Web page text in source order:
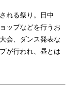
れる祭り。日中
ップなどを行うお
会、ダンス発表な
が行われ、昼とは